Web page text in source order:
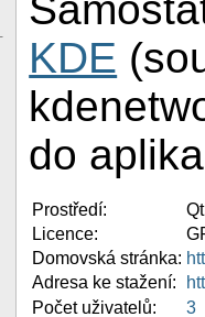
KDE
do
Prostředí:
Licence:
Domovská stránka:
Adresa ke stažení:
Počet uživatelů:
3